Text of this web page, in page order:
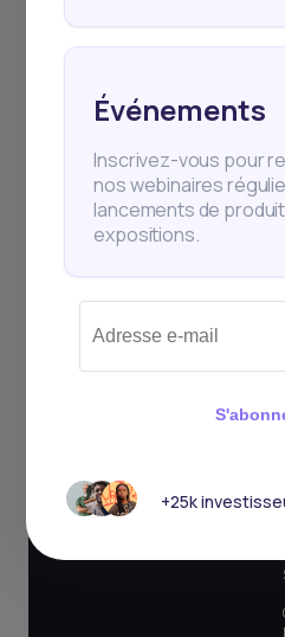
Daba Pro Intelligence
Pour les partenaires
Les banques commerciales
Courtiers Concessionnaires
Banques d'investissement
Conseillers en placement et
Prêteurs et microfinance
Événements
Inscrivez-vous pour
nos webinaires
lancements de
expositions.
+25k